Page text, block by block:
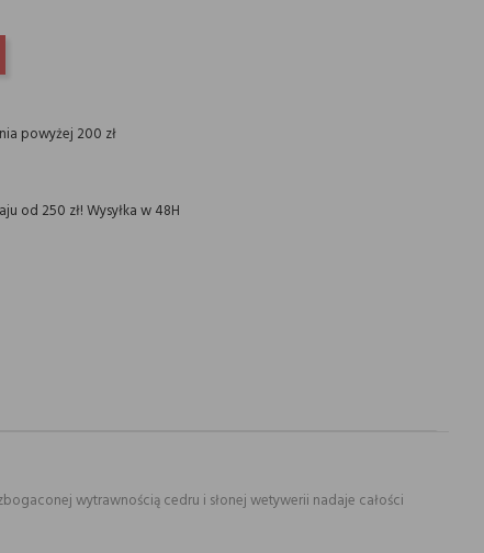
powyżej 200 zł
od 250 zł! Wysyłka w 48H
wytrawnością cedru i słonej wetywerii nadaje całości